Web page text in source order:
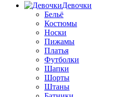
Девочки
Бельё
Костюмы
Носки
Пижамы
Платья
Футболки
Шапки
Шорты
Штаны